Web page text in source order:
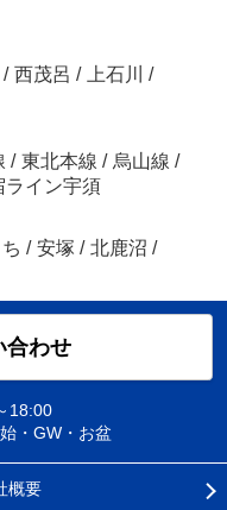
/ 西茂呂 / 上石川 /
/ 東北本線 / 烏山線 /
ライン宇須
/ 安塚 / 北鹿沼 /
合わせ
18:00
・GW・お盆
概要